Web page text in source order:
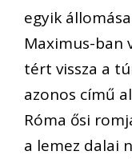
egyik
Maximus-ban
tért vissza a
azonos című
Róma ősi
a lemez dalai